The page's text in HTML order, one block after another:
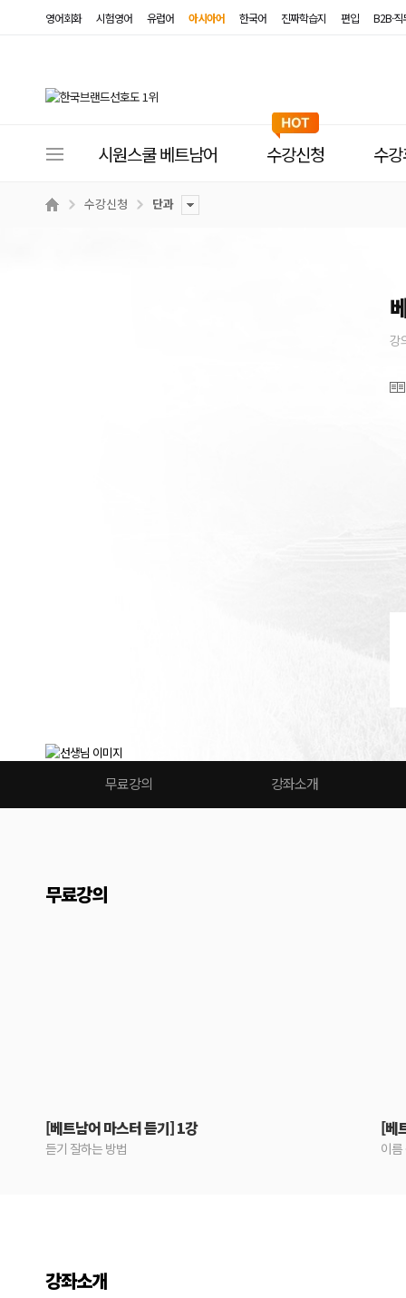
영어회화 시험영어 유럽어 아시아어 한국어 진짜학습지 편입 B2B·
이
메
시원스쿨 베트남어 수강신청 수
수강신청 단과
강
무료강의 강좌소개
무료강의
[베트남어 마스터 듣기] 1강
듣기 잘하는 방법
[베
이
강좌소개